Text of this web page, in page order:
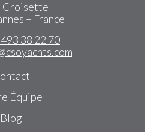
Croisette
– France
38 22 70
Équipe
Blog